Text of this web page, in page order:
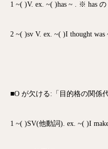
1 ~( )V. ex. ~( )has ~ . ※ has
2 ~( )sv V. ex. ~( )I thought
■O が欠ける:「目的格の関係
1 ~( )SV(他動詞). ex. ~( )I